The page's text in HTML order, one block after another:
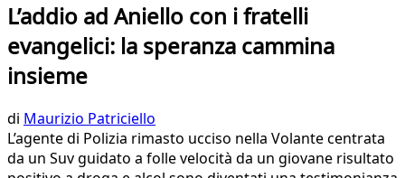
L’addio ad Aniello con i fratelli
evangelici: la speranza cammina
insieme
di Maurizio Patriciello
L’agente di Polizia rimasto ucciso nella Volante centrata
da un Suv guidato a folle velocità da un giovane risultato